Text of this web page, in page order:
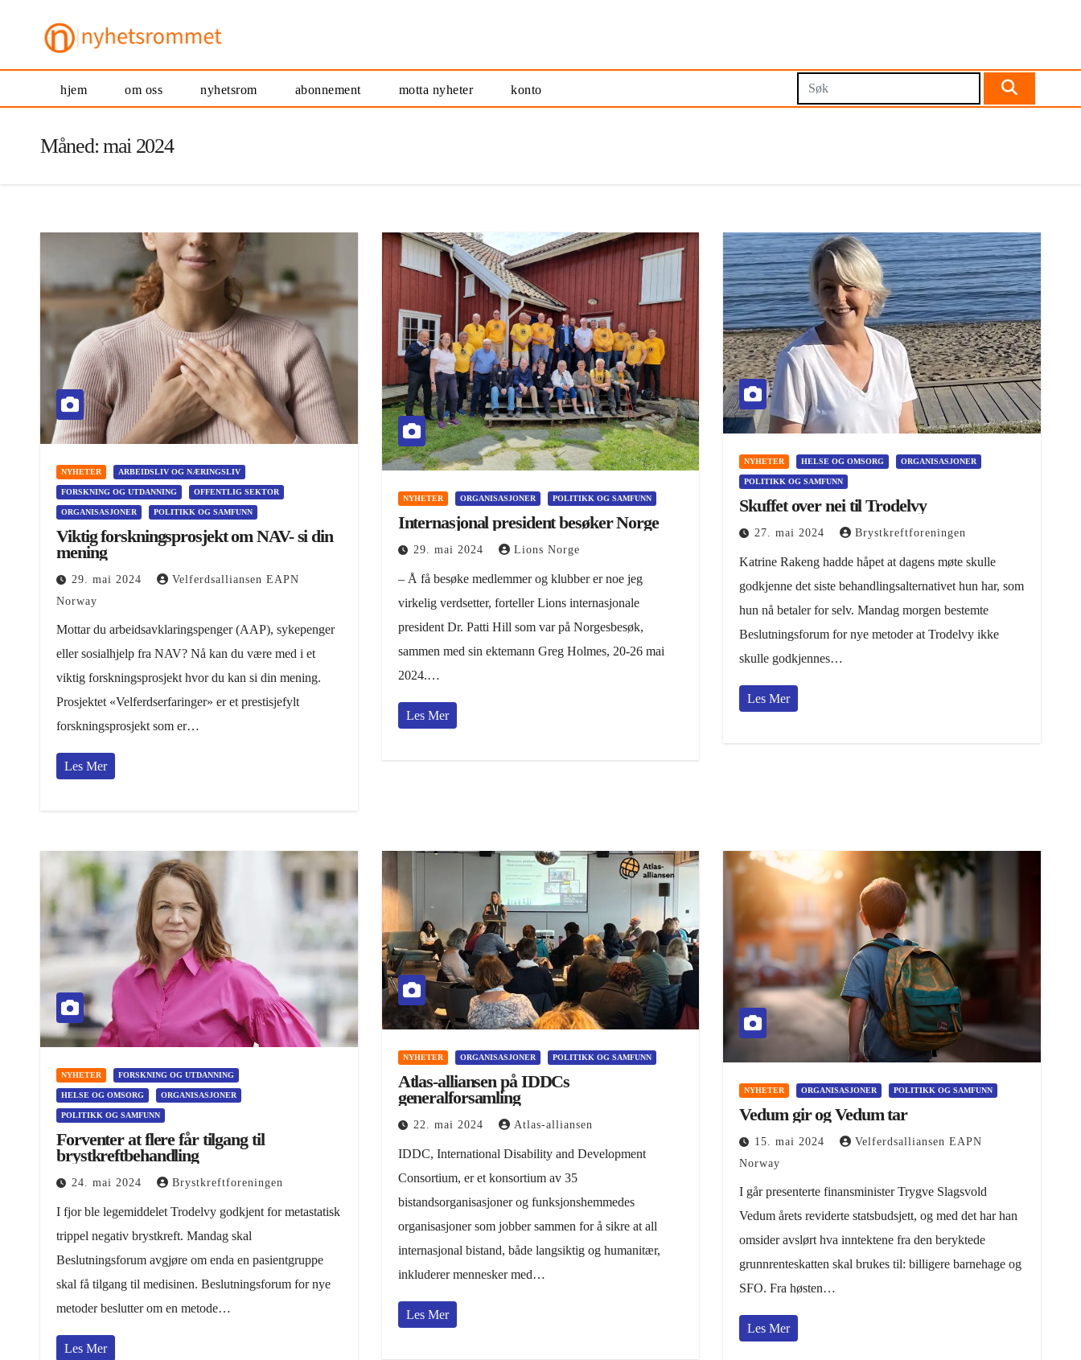
hjem om oss nyhetsrom abonnement motta nyheter konto
Måned: mai 2024
NYHETER ARBEIDSLIV OG NÆRINGSLIV
FORSKNING OG UTDANNING OFFENTLIG SEKTOR
ORGANISASJONER POLITIKK OG SAMFUNN
Viktig forskningsprosjekt om NAV- si din
mening
29. mai 2024
Velferdsalliansen EAPN
Norway
Mottar du arbeidsavklaringspenger (AAP), sykepenger
eller sosialhjelp fra NAV? Nå kan du være med i et
viktig forskningsprosjekt hvor du kan si din mening.
Prosjektet «Velferdserfaringer» er et prestisjefylt
forskningsprosjekt som er…
Les Mer
NYHETER ORGANISASJONER POLITIKK OG SAMFUNN
Internasjonal president besøker Norge
29. mai 2024 Lions Norge
– Å få besøke medlemmer og klubber er noe jeg
virkelig verdsetter, forteller Lions internasjonale
president Dr. Patti Hill som var på Norgesbesøk,
sammen med sin ektemann Greg Holmes, 20-26 mai
2024.…
Les Mer
NYHETER HELSE OG OMSORG ORGANISASJONER
POLITIKK OG SAMFUNN
Skuffet over nei til Trodelvy
27. mai 2024 Brystkreftforeningen
Katrine Rakeng hadde håpet at dagens møte skulle
godkjenne det siste behandlingsalternativet hun har, som
hun nå betaler for selv. Mandag morgen bestemte
Beslutningsforum for nye metoder at Trodelvy ikke
skulle godkjennes…
Les Mer
NYHETER FORSKNING OG UTDANNING
HELSE OG OMSORG ORGANISASJONER
POLITIKK OG SAMFUNN
Forventer at flere får tilgang til
brystkreftbehandling
24. mai 2024 Brystkreftforeningen
I fjor ble legemiddelet Trodelvy godkjent for metastatisk
trippel negativ brystkreft. Mandag skal
Beslutningsforum avgjøre om enda en pasientgruppe
skal få tilgang til medisinen. Beslutningsforum for nye
metoder beslutter om en metode…
Les Mer
NYHETER ORGANISASJONER POLITIKK OG SAMFUNN
Atlas-alliansen på IDDCs
generalforsamling
22. mai 2024 Atlas-alliansen
IDDC, International Disability and Development
Consortium, er et konsortium av 35
bistandsorganisasjoner og funksjonshemmedes
organisasjoner som jobber sammen for å sikre at all
internasjonal bistand, både langsiktig og humanitær,
inkluderer mennesker med…
Les Mer
NYHETER ORGANISASJONER POLITIKK OG SAMFUNN
Vedum gir og Vedum tar
15. mai 2024
Velferdsalliansen EAPN
Norway
I går presenterte finansminister Trygve Slagsvold
Vedum årets reviderte statsbudsjett, og med det har han
omsider avslørt hva inntektene fra den beryktede
grunnrenteskatten skal brukes til: billigere barnehage og
SFO. Fra høsten…
Les Mer